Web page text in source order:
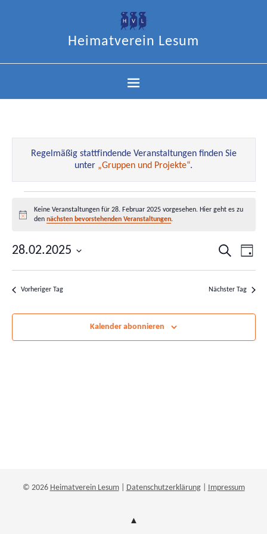
Heimatverein Lesum
Regelmäßig stattfindende Veranstaltungen finden Sie
unter „Gruppen und Projekte“.
Hinweis
Keine Veranstaltungen für 28. Februar 2025 vorgesehen. Hier geht es zu
den nächsten bevorstehenden Veranstaltungen.
Suche
und
Suche
Tag
28.02.2025
Vorheriger Tag Nächster Tag
Kalender abonnieren
© 2026 Heimatverein Lesum| Datenschutzerklärung| Impressum